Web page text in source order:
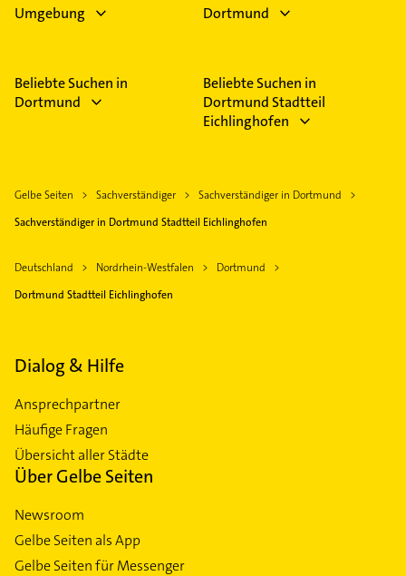
Umgebung
Dortmund
Beliebte Suchen in
Dortmund
Beliebte Suchen in
Dortmund Stadtteil
Eichlinghofen
Gelbe Seiten Sachverständiger
Sachverständiger in Dortmund
Sachverständiger in Dortmund Stadtteil Eichlinghofen
Deutschland Nordrhein-Westfalen
Dortmund
Dortmund Stadtteil Eichlinghofen
Dialog & Hilfe
Ansprechpartner
Häufige Fragen
Übersicht aller Städte
Über Gelbe Seiten
Newsroom
Gelbe Seiten als App
Gelbe Seiten für Messenger